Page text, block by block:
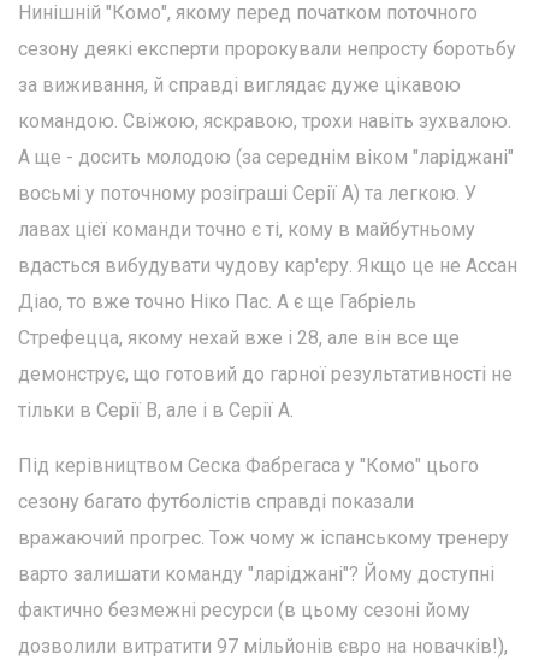
Нинішній "Комо", якому перед початком поточного
сезону деякі експерти пророкували непросту боротьбу
за виживання, й справді виглядає дуже цікавою
командою. Свіжою, яскравою, трохи навіть зухвалою.
А ще - досить молодою (за середнім віком "ларіджані"
восьмі у поточному розіграші Серії А) та легкою. У
лавах цієї команди точно є ті, кому в майбутньому
вдасться вибудувати чудову кар'єру. Якщо це не Ассан
Діао, то вже точно Ніко Пас. А є ще Габріель
Стрефецца, якому нехай вже і 28, але він все ще
демонструє, що готовий до гарної результативності не
тільки в Серії В, але і в Серії А.
Під керівництвом Сеска Фабрегаса у "Комо" цього
сезону багато футболістів справді показали
вражаючий прогрес. Тож чому ж іспанському тренеру
варто залишати команду "ларіджані"? Йому доступні
фактично безмежні ресурси (в цьому сезоні йому
дозволили витратити 97 мільйонів євро на новачків!),